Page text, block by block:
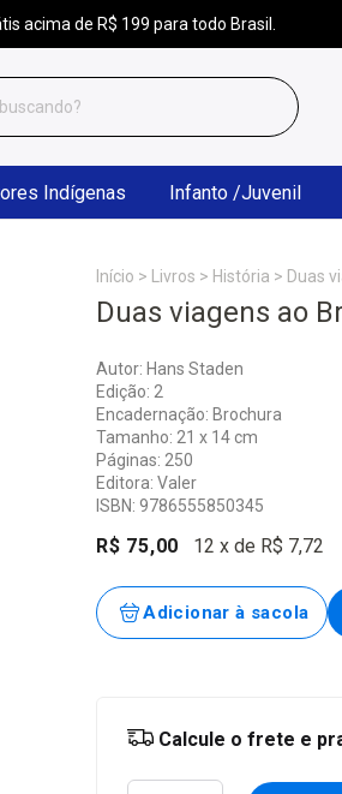
acima de R$ 199 para todo Brasil.
Indígenas Infanto /Juvenil
Início > Livros > História > Duas
Duas viagens ao
Autor: Hans Staden
Edição: 2
Encadernação: Brochura
Tamanho: 21 x 14 cm
Páginas: 250
Editora: Valer
ISBN: 9786555850345
R$ 75,00 12 x de R$ 7,72
Entregas para o CEP:
Calcule o frete e